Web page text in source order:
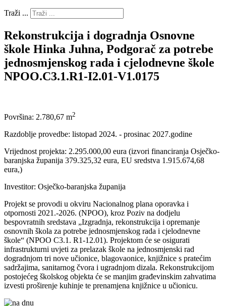
Traži ...
Rekonstrukcija i dogradnja Osnovne
škole Hinka Juhna, Podgorač za potrebe
jednosmjenskog rada i cjelodnevne škole
NPOO.C3.1.R1-I2.01-V1.0175
Površina: 2.780,67 m2
Razdoblje provedbe: listopad 2024. - prosinac 2027.godine
Vrijednost projekta: 2.295.000,00 eura (izvori financiranja Osječko-
baranjska županija 379.325,32 eura, EU sredstva 1.915.674,68
eura,)
Investitor: Osječko-baranjska županija
Projekt se provodi u okviru Nacionalnog plana oporavka i
otpornosti 2021.-2026. (NPOO), kroz Poziv na dodjelu
bespovratnih sredstava „Izgradnja, rekonstrukcija i opremanje
osnovnih škola za potrebe jednosmjenskog rada i cjelodnevne
škole“ (NPOO C3.1. R1-12.01). Projektom će se osigurati
infrastrukturni uvjeti za prelazak škole na jednosmjenski rad
dogradnjom tri nove učionice, blagovaonice, knjižnice s pratećim
sadržajima, sanitarnog čvora i ugradnjom dizala. Rekonstrukcijom
postojećeg školskog objekta će se manjim građevinskim zahvatima
izvesti proširenje kuhinje te prenamjena knjižnice u učionicu.